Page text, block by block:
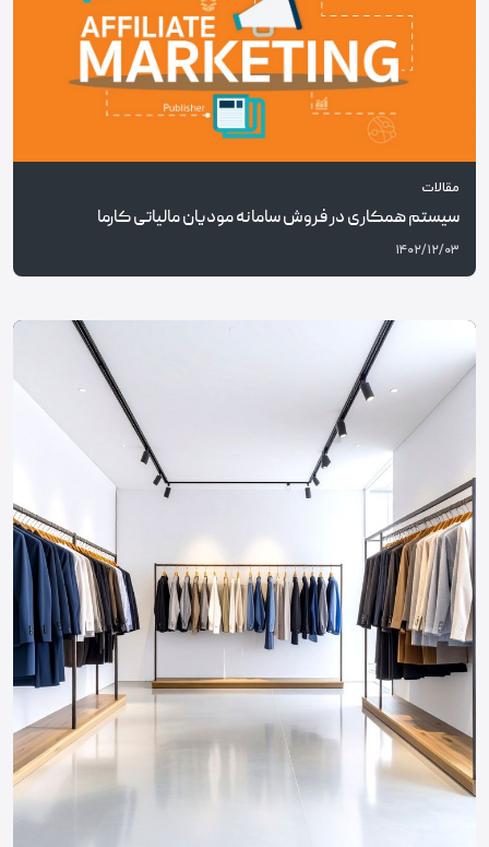
مقالات
سیستم همکاری در فروش سامانه مودیان مالیاتی کارما
۱۴۰۲/۱۲/۰۳